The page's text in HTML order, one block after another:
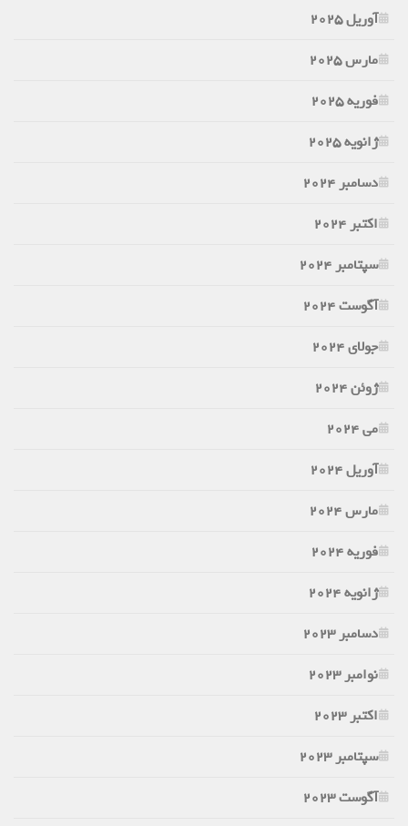
آوریل 2025
مارس 2025
فوریه 2025
ژانویه 2025
دسامبر 2024
اکتبر 2024
سپتامبر 2024
آگوست 2024
جولای 2024
ژوئن 2024
می 2024
آوریل 2024
مارس 2024
فوریه 2024
ژانویه 2024
دسامبر 2023
نوامبر 2023
اکتبر 2023
سپتامبر 2023
آگوست 2023